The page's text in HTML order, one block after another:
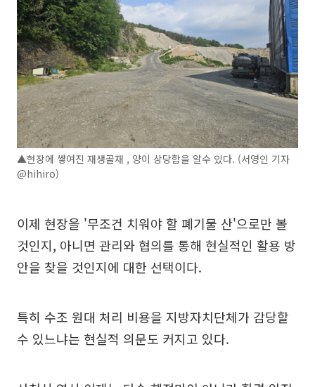
▲현장에 쌓여진 재생골재 , 양이 상당함을 알수 있다. (서영인 기자
@hihiro)
이제 현장을 '무조건 치워야 할 폐기물 산'으로만 볼
것인지, 아니면 관리와 협의를 통해 현실적인 활용 방
안을 찾을 것인지에 대한 선택이다.
특히 수조 원대 처리 비용을 지방자치단체가 감당할
수 있느냐는 현실적 의문도 커지고 있다.